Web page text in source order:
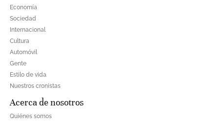
Economía
Sociedad
Internacional
Cultura
Automóvil
Gente
Estilo de vida
Nuestros cronistas
Acerca de nosotros
Quiénes somos